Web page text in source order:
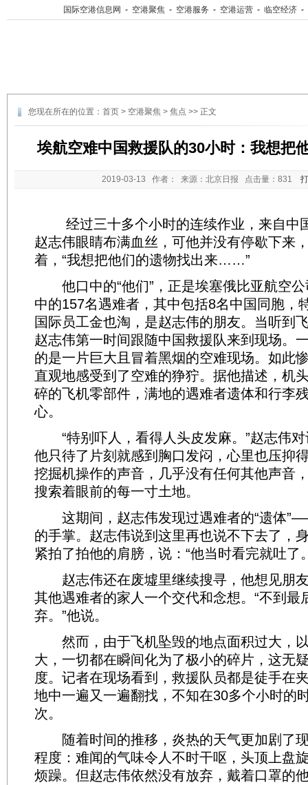
国际空港信息网 - 空港聚焦 - 空港服务 - 空港运营 - 临空经济 -
您现在所在的位置： 首页 > 空港聚焦 > 焦点 >> 正文
埃航空难中国救援队的30小时：我想把
2019-03-13 作者： 来源：北京日报 点击量： 831
经过三十多个小时的连续作业，来自中
赵志伟眼睛布满血丝，可他并没有停歇下来
着，“我想把他们的遗物找出来……”
他口中的“他们”，正是埃塞俄比亚航空公
中的157名遇难者，其中包括8名中国同胞，
国际员工金也淘，是赵志伟的朋友。当听到
赵志伟第一时间跟随中国救援队来到现场。
的是一片巨大且冒着黑烟的空难现场。如此
直观地感受到了空难的狰狞。据他描述，机
碎的飞机零部件，满地的遇难者遗体和行李
心。
“特别吓人，看得人头皮发麻。”赵志伟对
他只待了片刻就感到胸口发闷，心里也压
挖掘机操作的声音，几乎没有任何其他声音
搜索着眼前的每一寸土地。
这期间，赵志伟发现过遇难者的“遗体
的手掌。赵志伟说到这里再也说不下去了，
紧拍了拍他的肩膀，说：“他当时看完就吐了
赵志伟还在废墟里继续搜寻，他想见朋
其他遇难者的家人一个交代和念想。“不到最
弃。”他说。
然而，由于飞机坠毁的地点面积过大，
大，一切都在瞬间化为了极小的碎片，这无
度。记者在现场看到，救援队员都是徒手在
地中一遍又一遍翻找，不知在30多个小时的
次。
随着时间的推移，炎热的天气更加剧了
程度：难闻的气味令人不时干呕，头顶上盘
烦躁。但赵志伟依然没有放弃，戴着口罩的